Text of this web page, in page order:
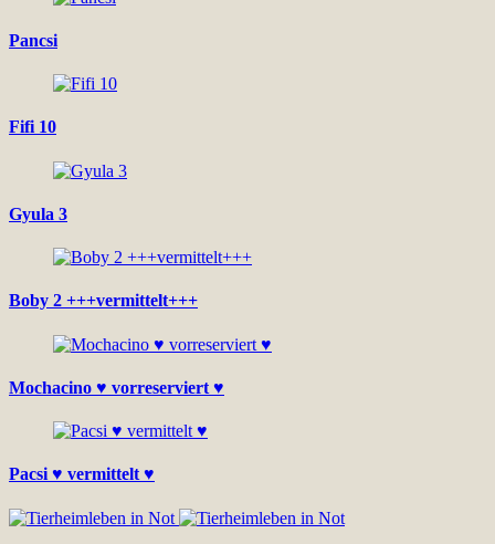
Pancsi
Fifi 10
Gyula 3
Boby 2 +++vermittelt+++
Mochacino ♥ vorreserviert ♥
Pacsi ♥ vermittelt ♥